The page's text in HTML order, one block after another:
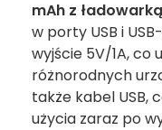
mAh z
w porty USB i
wyjście 5V/1A, co
różnorodnych
także kabel USB,
użycia zaraz po